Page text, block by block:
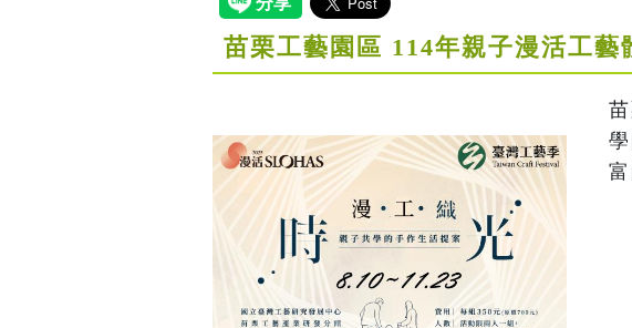
苗栗工藝園區 114年親子漫活工藝